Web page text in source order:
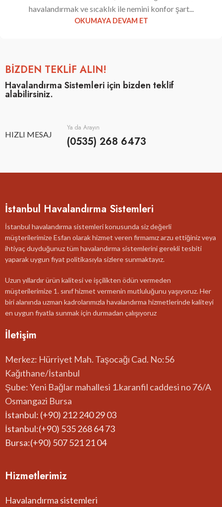
havalandırmak ve sıcaklık ile nemini konfor şart...
OKUMAYA DEVAM ET
BİZDEN TEKLİF ALIN!
Havalandırma Sistemleri için bizden teklif
alabilirsiniz.
HIZLI MESAJ
Ya da Arayın
(0535) 268 6473
İstanbul Havalandırma Sistemleri
İstanbul havalandırma sistemleri konusunda siz değerli
müşterilerimize Esfan olarak hizmet veren firmamız arzu ettiğiniz veya
ihtiyaç duyduğunuz tüm havalandırma sistemlerini gerekli tesbiti
yaparak uygun fiyat politikasıyla sizlere sunmaktayız.
Uzun yıllardır ürün kalitesi ve işçilikten ödün vermeden
müşterilerimize 1. sınıf hizmet vermenin mutluluğunu yaşıyoruz. Her
biri alanında uzman kadrolarımızla havalandırma hizmetlerinde kaliteyi
en uygun fiyatla sunmak için durmadan çalışıyoruz
İletişim
Merkez: Hürriyet Mah. Taşocağı Cad. No:56
Kağıthane/İstanbul
Şube: Yeni Bağlar mahallesi 1.karanfil caddesi no 76/A
Osmangazi Bursa
İstanbul: (+90) 212 240 29 03
İstanbul:(+90) 535 268 64 73
Bursa:(+90) 507 521 21 04
Hizmetlerimiz
Havalandırma sistemleri